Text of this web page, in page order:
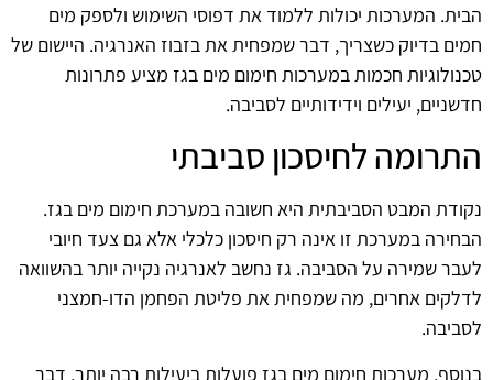
הבית. המערכות יכולות ללמוד את דפוסי השימוש ולספק מים
חמים בדיוק כשצריך, דבר שמפחית את בזבוז האנרגיה. היישום של
טכנולוגיות חכמות במערכות חימום מים בגז מציע פתרונות
חדשניים, יעילים וידידותיים לסביבה.
התרומה לחיסכון סביבתי
נקודת המבט הסביבתית היא חשובה במערכת חימום מים בגז.
הבחירה במערכת זו אינה רק חיסכון כלכלי אלא גם צעד חיובי
לעבר שמירה על הסביבה. גז נחשב לאנרגיה נקייה יותר בהשוואה
לדלקים אחרים, מה שמפחית את פליטת הפחמן הדו-חמצני
לסביבה.
בנוסף, מערכות חימום מים בגז פועלות ביעילות רבה יותר, דבר